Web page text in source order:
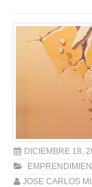
DICIEMBRE 18,
JOSE CARLOS